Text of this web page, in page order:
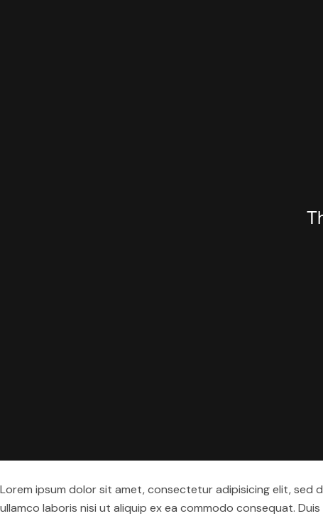
Lorem ipsum dolor sit amet, consectetur adipisicing elit, sed
ullamco laboris nisi ut aliquip ex ea commodo consequat.